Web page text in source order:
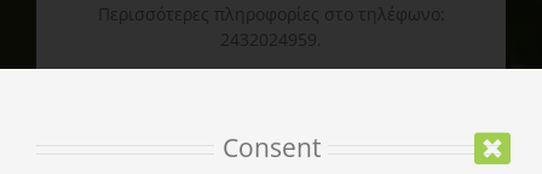
Περισσότερες πληροφορίες στο τηλέφωνο:
2432024959.
www.meteoramuseum.gr
Consent